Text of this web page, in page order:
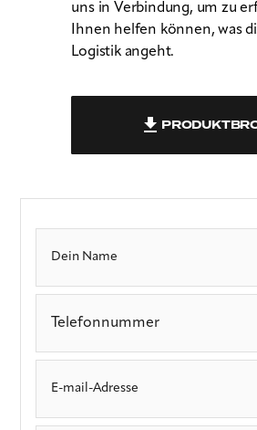
uns in Verbindung, um zu
Ihnen helfen können, was
Logistik angeht.